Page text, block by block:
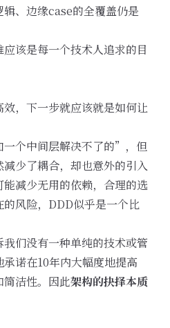
、边缘case的全覆盖仍是
该是每一个技术人追求的目
，下一步就应该就是如何让
个中间层解决不了的”，但
少了耦合，却也意外的引入
减少无用的依赖，合理的选
风险，DDD似乎是一个比
们没有一种单纯的技术或管
诺在10年内大幅度地提高
洁性。因此架构的抉择本质